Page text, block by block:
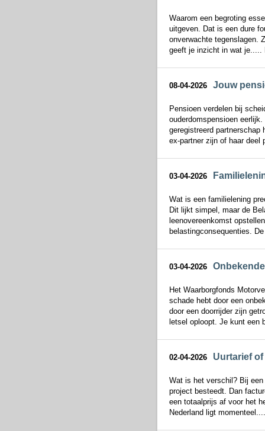
Waarom een begroting
uitgeven. Dat is een dure
onverwachte tegenslagen.
geeft je inzicht in wat je.....
08-04-2026 Jouw
Pensioen verdelen bij
ouderdomspensioen
geregistreerd partnerschap
ex-partner zijn of haar
03-04-2026
Wat is een familielening
Dit lijkt simpel, maar de
leenovereenkomst
belastingconsequenties.
03-04-2026
Het Waarborgfonds
schade hebt door een
door een doorrijder zijn
letsel oploopt. Je kunt een
02-04-2026 Uurtarief
Wat is het verschil? Bij
project besteedt. Dan
een totaalprijs af voor het
Nederland ligt